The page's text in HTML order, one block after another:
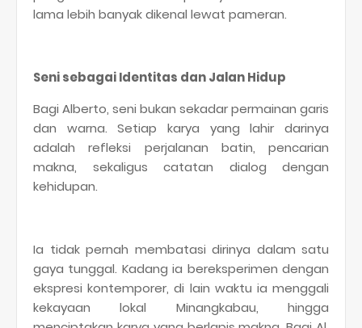
lama lebih banyak dikenal lewat pameran.
Seni sebagai Identitas dan Jalan Hidup
Bagi Alberto, seni bukan sekadar permainan garis
dan warna. Setiap karya yang lahir darinya
adalah refleksi perjalanan batin, pencarian
makna, sekaligus catatan dialog dengan
kehidupan.
Ia tidak pernah membatasi dirinya dalam satu
gaya tunggal. Kadang ia bereksperimen dengan
ekspresi kontemporer, di lain waktu ia menggali
kekayaan lokal Minangkabau, hingga